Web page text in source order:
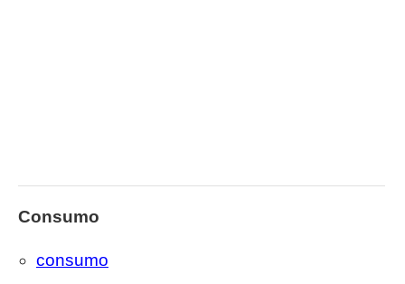
Consumo
consumo